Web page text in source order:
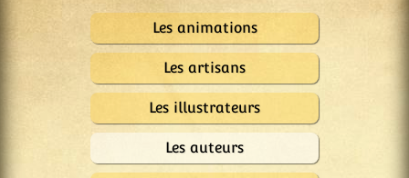
Les animations
Les artisans
Les illustrateurs
Les auteurs